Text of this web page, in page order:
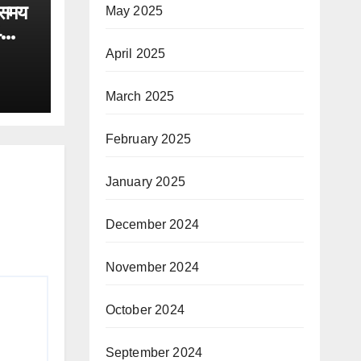
May 2025
April 2025
March 2025
February 2025
January 2025
December 2024
November 2024
October 2024
September 2024